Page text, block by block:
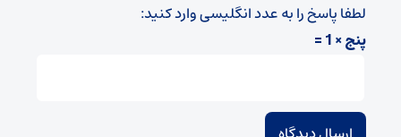
لطفا پاسخ را به عدد انگلیسی وارد کنید:
پنج × 1 =